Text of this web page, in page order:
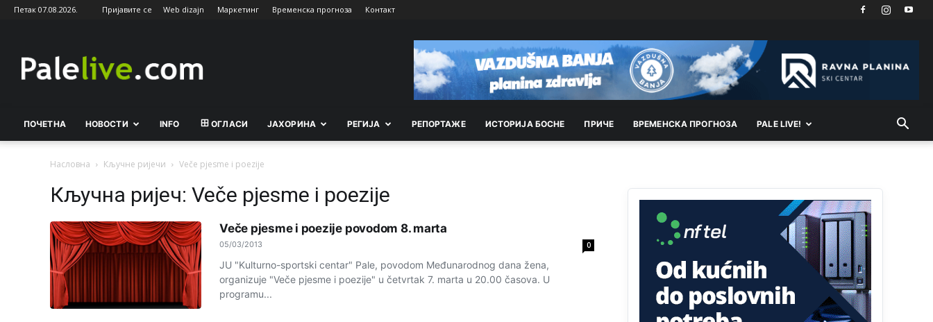
Петак 07.08.2026. Пријавите се Web dizajn Маркетинг Временска прогноза Контакт
ПОЧЕТНА НОВОСТИ INFO ОГЛАСИ ЈАХОРИНА РEГИЈА РEПОРТАЖE ИСТОРИЈА БОСНЕ ПРИЧЕ ВРEМEНСКА ПРОГНОЗА PALE LIVE!
Насловна Кључне ријечи Veče pjesme i poezije
Кључна ријеч: Veče pjesme i poezije
Veče pjesme i poezije povodom 8. marta
05/03/2013 0
JU "Kulturno-sportski centar" Pale, povodom Međunarodnog dana žena,
organizuje "Veče pjesme i poezije" u četvrtak 7. marta u 20.00 časova. U
programu...
šalju poštom a da ne dolaze? Kurko
Анонимно2807791 јуче 11:39
БиХ није гласала да је тзв.Косово држава.
Анонимно2807895 јуче 12:16
Drzi pod kontrolom tri stvari jezik,karakter i
ponasanje...Uzivotu brani tri stvari:cast,prijatelja i
zivota iskljuci tri stvari uvredu,neznanje
zavist.Sve dok si ziv gaji tri stvari
dobrotu,pamet i prijateljstvo!!
Анонимно2806721 јуче 12:39